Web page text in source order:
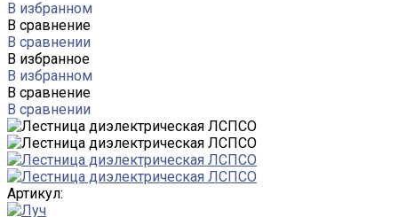
В избранном
В сравнение
В сравнении
В избранное
В избранном
В сравнение
В сравнении
Артикул: